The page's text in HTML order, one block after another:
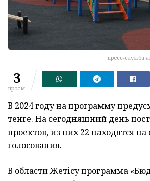
пресс-служба
3
просм.
В 2024 году на программу
тенге. На сегодняшний день
проектов, из них 22 находятся на
голосования.
В области Жетісу программа